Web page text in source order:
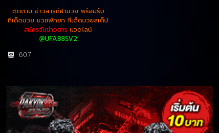
ติดตาม ข่าวสารกีฬามวย พร้อมรับ
ทีเด็ดมวย มวยพักยก ทีเด็ดมวยสเต็ป
สมัครรับข่าวสาร แอดไลน์
@UFA88SV2
607